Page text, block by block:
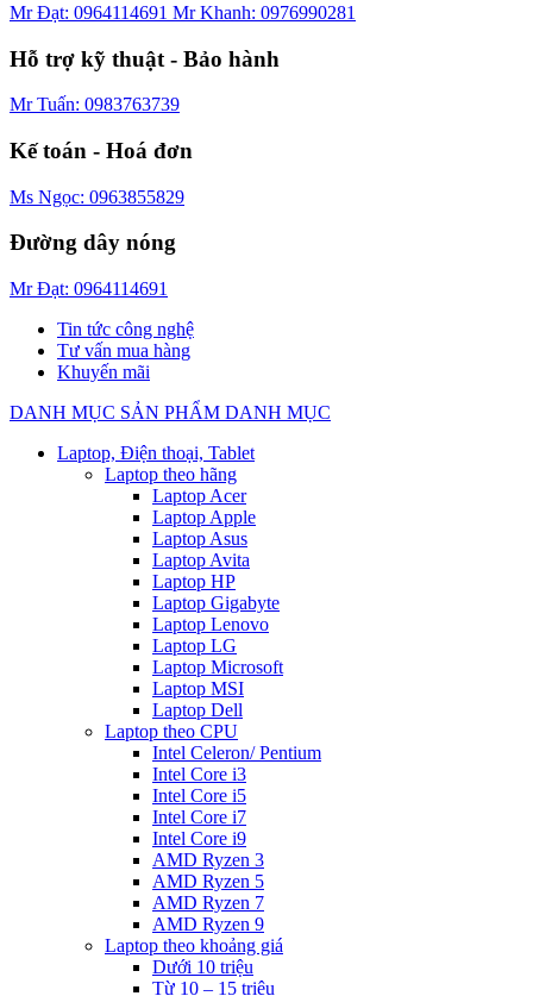
Mr Đạt: 0964114691 Mr Khanh: 0976990281
Hỗ trợ kỹ thuật - Bảo hành
Mr Tuấn: 0983763739
Kế toán - Hoá đơn
Ms Ngọc: 0963855829
Đường dây nóng
Mr Đạt: 0964114691
Tin tức công nghệ
Tư vấn mua hàng
Khuyến mãi
DANH MỤC SẢN PHẨM DANH MỤC
Laptop, Điện thoại, Tablet
Laptop theo hãng
Laptop Acer
Laptop Apple
Laptop Asus
Laptop Avita
Laptop HP
Laptop Gigabyte
Laptop Lenovo
Laptop LG
Laptop Microsoft
Laptop MSI
Laptop Dell
Laptop theo CPU
Intel Celeron/ Pentium
Intel Core i3
Intel Core i5
Intel Core i7
Intel Core i9
AMD Ryzen 3
AMD Ryzen 5
AMD Ryzen 7
AMD Ryzen 9
Laptop theo khoảng giá
Dưới 10 triệu
Từ 10 – 15 triệu